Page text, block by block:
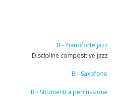
B - Pianoforte jazz
Discipline compositive jazz
B - Saxofono
B - Strumenti a percussione